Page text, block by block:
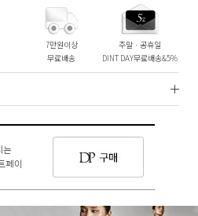
7만원이상
무료배송
주말ㆍ공휴일
DINT DAY무료배송&5%